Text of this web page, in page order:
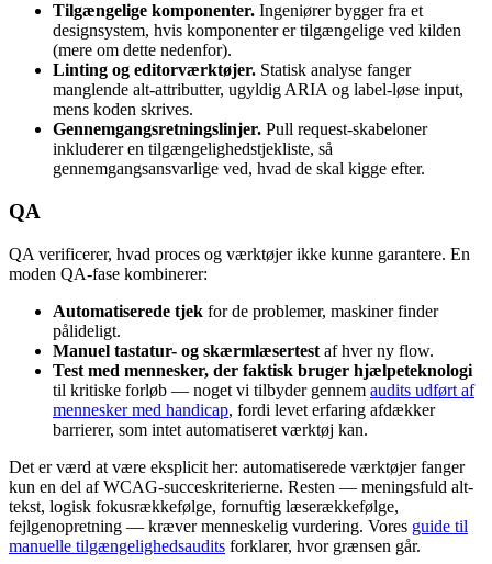
Tilgængelige komponenter. Ingeniører bygger fra et
designsystem, hvis komponenter er tilgængelige ved kilden
(mere om dette nedenfor).
Linting og editorværktøjer. Statisk analyse fanger
manglende alt-attributter, ugyldig ARIA og label-løse input,
mens koden skrives.
Gennemgangsretningslinjer. Pull request-skabeloner
inkluderer en tilgængelighedstjekliste, så
gennemgangsansvarlige ved, hvad de skal kigge efter.
QA
QA verificerer, hvad proces og værktøjer ikke kunne garantere. En
moden QA-fase kombinerer:
Automatiserede tjek for de problemer, maskiner finder
pålideligt.
Manuel tastatur- og skærmlæsertest af hver ny flow.
Test med mennesker, der faktisk bruger hjælpeteknologi
til kritiske forløb — noget vi tilbyder gennem audits udført af
mennesker med handicap, fordi levet erfaring afdækker
barrierer, som intet automatiseret værktøj kan.
Det er værd at være eksplicit her: automatiserede værktøjer fanger
kun en del af WCAG-succeskriterierne. Resten — meningsfuld alt-
tekst, logisk fokusrækkefølge, fornuftig læserækkefølge,
fejlgenopretning — kræver menneskelig vurdering. Vores guide til
manuelle tilgængelighedsaudits forklarer, hvor grænsen går.